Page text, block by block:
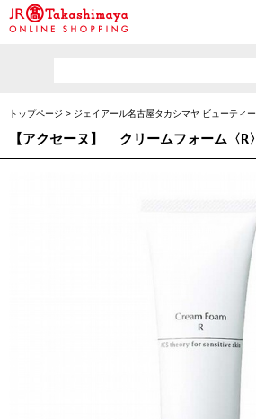
トップページ > ジェイアール名古屋タカシマヤ ビューティー
【アクセーヌ】 クリームフォーム〈R〉